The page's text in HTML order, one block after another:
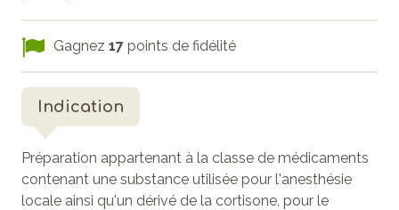
Gagnez 17 points de fidélité
Indication
Préparation appartenant à la classe de médicaments
contenant une substance utilisée pour l'anesthésie
locale ainsi qu'un dérivé de la cortisone, pour le